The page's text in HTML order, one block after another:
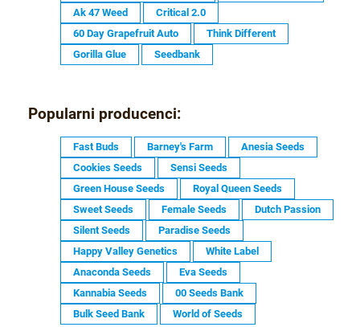
Ak 47 Weed
Critical 2.0
60 Day Grapefruit Auto
Think Different
Gorilla Glue
Seedbank
Popularni producenci:
Fast Buds Barney's Farm
Anesia Seeds
Cookies Seeds
Sensi Seeds
Green House Seeds
Royal Queen Seeds
Sweet Seeds
Female Seeds
Dutch Passion
Silent Seeds
Paradise Seeds
Happy Valley Genetics
White Label
Anaconda Seeds
Eva Seeds
Kannabia Seeds
00 Seeds Bank
Bulk Seed Bank
World of Seeds